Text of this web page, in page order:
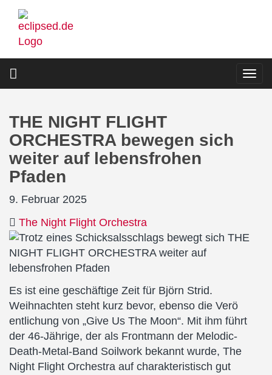
Direkt
zum
Inhalt
THE NIGHT FLIGHT
ORCHESTRA bewegen sich
weiter auf lebensfrohen
Pfaden
9. Februar 2025
The Night Flight Orchestra
Es ist eine geschäftige Zeit für Björn Strid.
Weihnachten steht kurz bevor, ebenso die Verö
entlichung von „Give Us The Moon“. Mit ihm führt
der 46-Jährige, der als Frontmann der Melodic-
Death-Metal-Band Soilwork bekannt wurde, The
Night Flight Orchestra auf charakteristisch gut